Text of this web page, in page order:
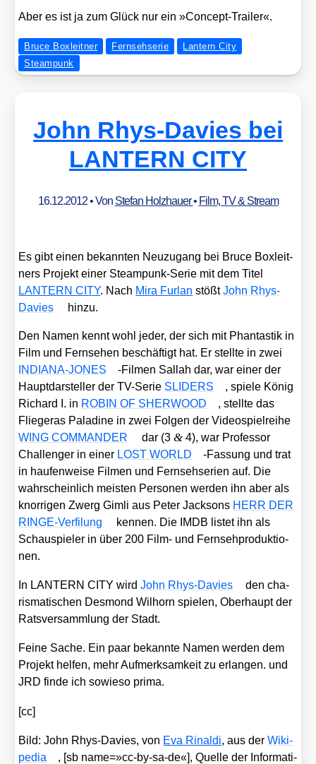
Aber es ist ja zum Glück nur ein »Con­cept-Trai­ler«.
Bruce Boxleitner Fernsehserie
Lantern City
Steampunk
John Rhys-Davies bei
LANTERN CITY
16.12.2012• Von Stefan Holzhauer• Film, TV & Stream
Es gibt einen bekann­ten Neu­zu­gang bei Bruce Box­leit­
ners Pro­jekt einer Steam­punk-Serie mit dem Titel
LANTERN CITY. Nach Mira Fur­lan stößtJohn Rhys-
Davies
hin­zu.
Den Namen kennt wohl jeder, der sich mit Phan­tas­tik in
Film und Fern­se­hen beschäf­tigt hat. Er stell­te in zwei
INDIANA-JONES
-Fil­men Sal­lah dar, war einer der
Haupt­dar­stel­ler der TV-Serie SLIDERS
, spie­le König
Richard I. in ROBIN OF SHERWOOD
, stell­te das
Flie­ger­as Pala­di­ne in zwei Fol­gen der Video­spiel­rei­he
WING COMMANDER
dar (3& 4), war Pro­fes­sor
Chal­len­ger in einer LOST WORLD
-Fas­sung und trat
in hau­fen­wei­se Fil­men und Fern­seh­se­ri­en auf. Die
wahr­schein­lich meis­ten Per­so­nen wer­den ihn aber als
knor­ri­gen Zwerg Gim­li aus Peter Jack­sons HERR DER
RIN­GE-Ver­fi­lung
ken­nen. Die IMDB lis­tet ihn als
Schau­spie­ler in über 200 Film- und Fern­seh­pro­duk­tio­
nen.
In LANTERN CITY wirdJohn Rhys-Davies
den cha­
ris­ma­ti­schen Des­mond Wil­horn spie­len, Ober­haupt der
Rats­ver­samm­lung der Stadt.
Fei­ne Sache. Ein paar bekann­te Namen wer­den dem
Pro­jekt hel­fen, mehr Auf­merk­sam­keit zu erlan­gen. und
JRD fin­de ich sowie­so pri­ma.
[cc]
Bild: John Rhys-Davies, von Eva Rinal­di, aus derWiki­
pe­dia
, [sb name=»cc-by-sa-de«], Quel­le der Infor­ma­ti­